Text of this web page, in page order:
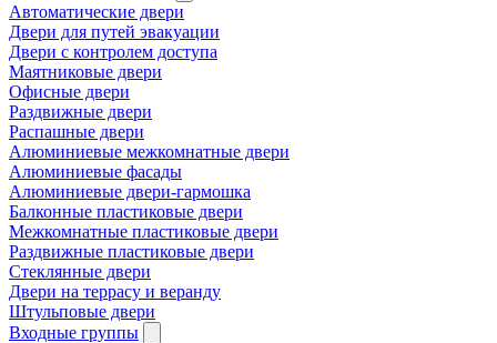
Автоматические двери
Двери для путей эвакуации
Двери с контролем доступа
Маятниковые двери
Офисные двери
Раздвижные двери
Распашные двери
Алюминиевые межкомнатные двери
Алюминиевые фасады
Алюминиевые двери-гармошка
Балконные пластиковые двери
Межкомнатные пластиковые двери
Раздвижные пластиковые двери
Стеклянные двери
Двери на террасу и веранду
Штульповые двери
Входные группы